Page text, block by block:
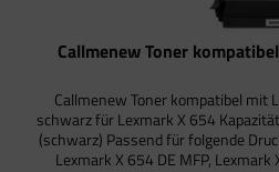
Callmenew Toner
Callmenew Toner kompatibel mit
schwarz für Lexmark X 654
(schwarz) Passend für folgende
Lexmark X 654 DE MFP, Lexmark